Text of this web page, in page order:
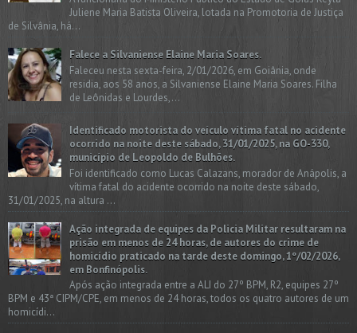
Juliene Maria Batista Oliveira, lotada na Promotoria de Justiça
de Silvânia, há...
Falece a Silvaniense Elaine Maria Soares.
Faleceu nesta sexta-feira, 2/01/2026, em Goiânia, onde
residia, aos 58 anos, a Silvaniense Elaine Maria Soares. Filha
de Leônidas e Lourdes,...
Identificado motorista do veículo vítima fatal no acidente
ocorrido na noite deste sábado, 31/01/2025, na GO-330,
município de Leopoldo de Bulhões.
Foi identificado como Lucas Calazans, morador de Anápolis, a
vítima fatal do acidente ocorrido na noite deste sábado,
31/01/2025, na altura ...
Ação integrada de equipes da Policia Militar resultaram na
prisão em menos de 24 horas, de autores do crime de
homicídio praticado na tarde deste domingo, 1º/02/2026,
em Bonfinópolis.
Após ação integrada entre a ALI do 27º BPM, R2, equipes 27º
BPM e 43ª CIPM/CPE, em menos de 24 horas, todos os quatro autores de um
homicídi...